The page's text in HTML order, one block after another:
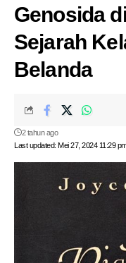
Genosida
Sejarah
Belanda
Last updated: Mei 27, 2024 11:29
2 tahun ago